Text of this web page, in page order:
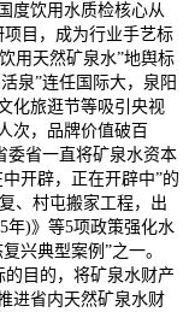
度饮用水质检核心从
目，成为行业手艺标
用天然矿泉水”地舆标
泉”连任国际大，泉阳
化旅逛节等吸引央视
次，品牌价值破百
委省一直将矿泉水资本
开辟，正在开辟中”的
、村屯搬家工程，出
年)》等5项政策强化水
兴典型案例”之一。
目的，将矿泉水财产
进省内天然矿泉水财